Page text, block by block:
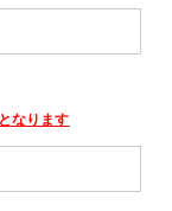
なります